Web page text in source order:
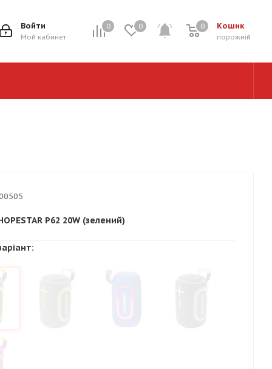
0 0 Кошик
0
порожній
0
Войти
Мой кабинет
P62 20W (зелений)